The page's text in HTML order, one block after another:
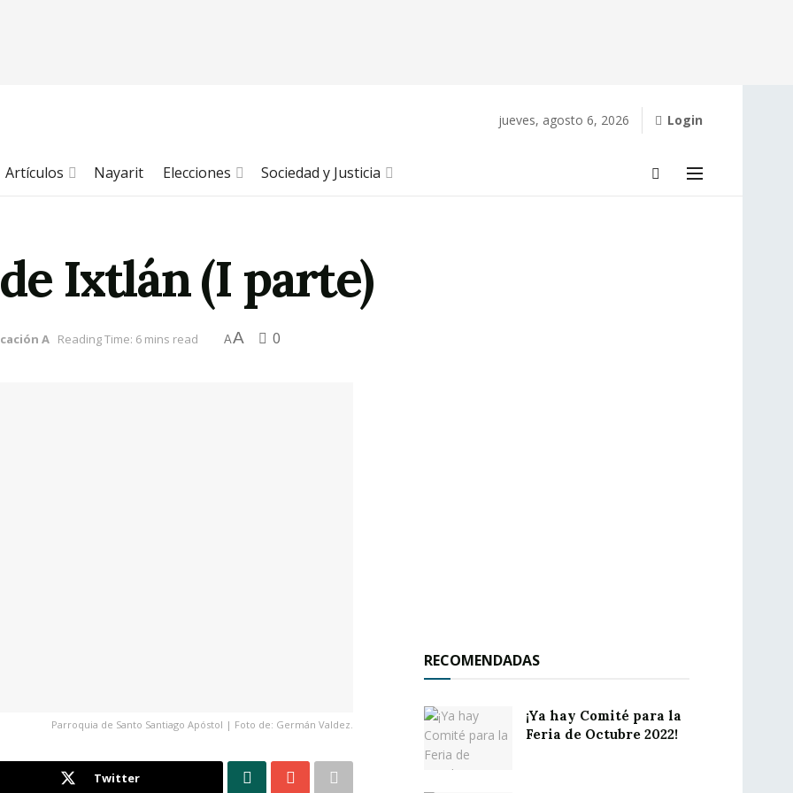
jueves, agosto 6, 2026 Login
Artículos Nayarit Elecciones Sociedad y Justicia
Ixtlán (I parte)
A Reading Time: 6 mins read AA 0
Parroquia de Santo Santiago Apóstol | Foto de: Germán Valdez.
Twitter
RECOMENDADAS
¡Ya hay Comité para la
Feria de Octubre 2022!